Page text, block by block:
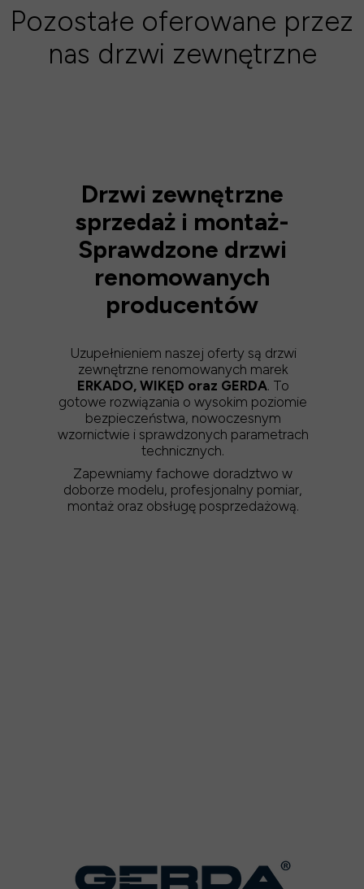
Pozostałe oferowane przez
nas drzwi zewnętrzne
Drzwi zewnętrzne
sprzedaż i montaż-
Sprawdzone drzwi
renomowanych
producentów
Uzupełnieniem naszej oferty są drzwi
zewnętrzne renomowanych marek
ERKADO, WIKĘD oraz GERDA. To
gotowe rozwiązania o wysokim poziomie
bezpieczeństwa, nowoczesnym
wzornictwie i sprawdzonych parametrach
technicznych.
Zapewniamy fachowe doradztwo w
doborze modelu, profesjonalny pomiar,
montaż oraz obsługę posprzedażową.